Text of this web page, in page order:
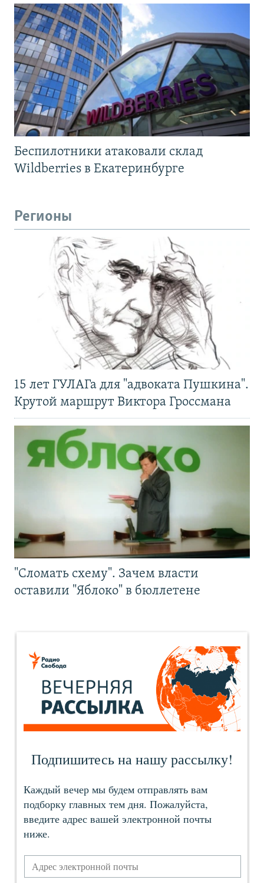
Беспилотники атаковали склад
Wildberries в Екатеринбурге
Регионы
15 лет ГУЛАГа для "адвоката Пушкина".
Крутой маршрут Виктора Гроссмана
"Сломать схему". Зачем власти
оставили "Яблоко" в бюллетене